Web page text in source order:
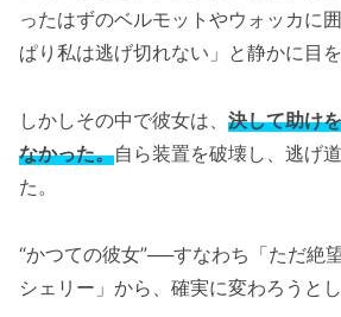
ったはずのベルモットやウォッカに
ぱり私は逃げ切れない」と静かに目を
しかしその中で彼女は、 決して助け
なかった。自ら装置を破壊し、逃げ
た。
“かつての彼女”──すなわち「ただ絶
シェリー」から、確実に変わろうとし